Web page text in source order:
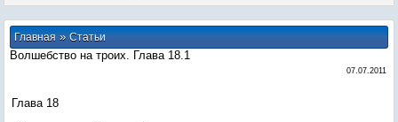
Главная»Статьи
Волшебство на троих. Глава 18.1
07.07.2011
Глава 18